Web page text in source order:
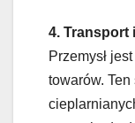
4. Transport
Przemysł
towarów.